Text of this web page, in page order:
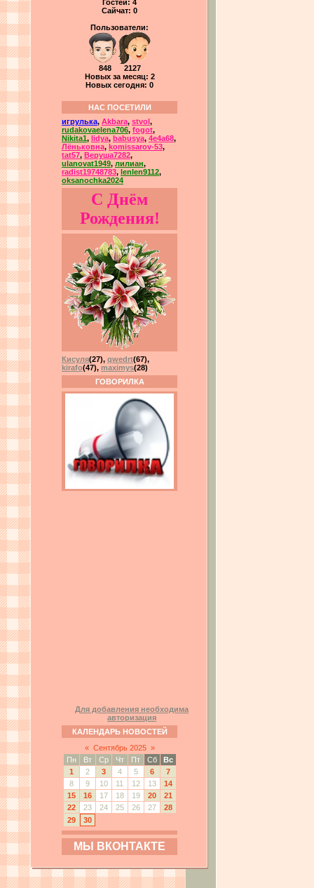
Гостей: 4
Сайчат: 0
Пользователи:
848 2127
Новых за месяц: 2
Новых сегодня: 0
НАС ПОСЕТИЛИ
игрулька, Akbara, stvol ,
rudakovaelena706, fogot,
Nikita1, lidya, babusya, 4e4a68,
Лёньковна, komissarov-53,
tat57, Веруша7282,
ulanovat1949, лилиан,
radist19748783, lenlen9112,
oksanochka2024
С Днём
Рождения!
Кисуля(27), qwedrt(67),
kirafo(47), maximys(28)
ГОВОРИЛКА
Для добавления необходима
авторизация
КАЛЕНДАРЬ НОВОСТЕЙ
« Сентябрь 2025 »
Пн
Вт Ср Чт Пт Сб
Вс
1
2 3 4 5 6
7
8
9 10 11 12 13
14
15
16 17 18 19 20
21
22
23 24 25 26 27
28
29
30
МЫ ВКОНТАКТЕ